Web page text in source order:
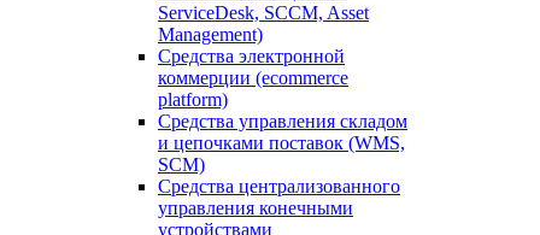
ServiceDesk, SCCM, Asset
Management)
Средства электронной
коммерции (ecommerce
platform)
Средства управления складом
и цепочками поставок (WMS,
SCM)
Средства централизованного
управления конечными
устройствами